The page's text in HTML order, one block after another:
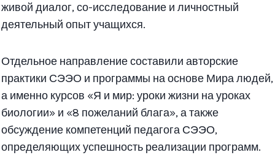
живой диалог, со-исследование и личностный
деятельный опыт учащихся.
Отдельное направление составили авторские
практики СЭЭО и программы на основе Мира людей,
а именно курсов «Я и мир: уроки жизни на уроках
биологии» и «8 пожеланий блага», а также
обсуждение компетенций педагога СЭЭО,
определяющих успешность реализации программ.